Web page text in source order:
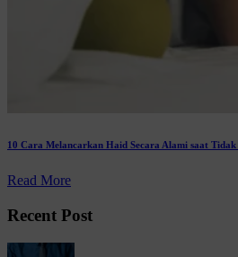
10 Cara Melancarkan Haid Secara Alami saat
Read More
Recent Post